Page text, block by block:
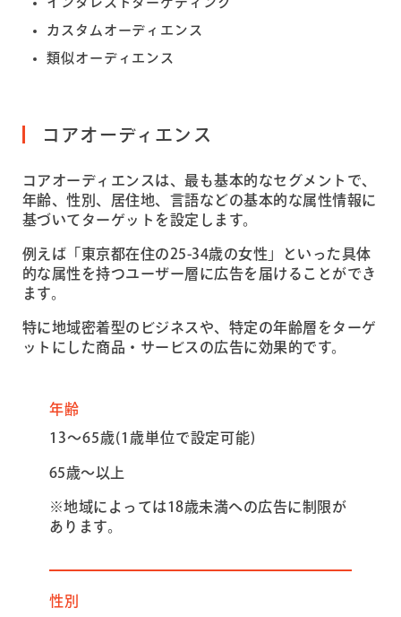
カスタムオーディエンス
類似オーディエンス
コアオーディエンス
コアオーディエンスは、最も基本的なセグメントで、
年齢、性別、居住地、言語などの基本的な属性情報に
基づいてターゲットを設定します。
例えば「東京都在住の25-34歳の女性」といった具体
的な属性を持つユーザー層に広告を届けることができ
ます。
特に地域密着型のビジネスや、特定の年齢層をターゲ
ットにした商品・サービスの広告に効果的です。
年齢
13～65歳(1歳単位で設定可能)
65歳～以上
※地域によっては18歳未満への広告に制限が
あります。
性別